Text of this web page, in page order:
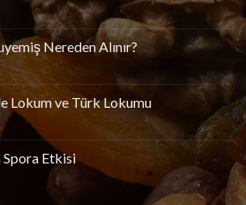
Nereden Alınır?
Lokum ve Türk Lokumu
Etkisi